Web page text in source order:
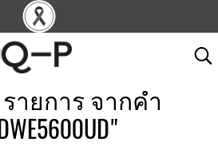
ายการ จากคำ